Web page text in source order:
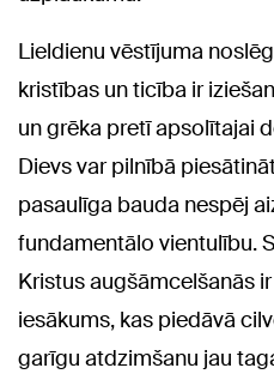
Lieldienu vēstījuma
kristības un ticība ir
un grēka pretī apsolītajai
Dievs var pilnībā
pasaulīga bauda nespēj
fundamentālo vientulību.
Kristus augšāmcelšanās
iesākums, kas piedāvā
garīgu atdzimšanu jau